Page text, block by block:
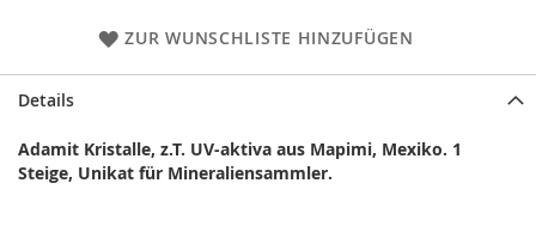
ZUR WUNSCHLISTE HINZUFÜGEN
Details
Adamit Kristalle, z.T. UV-aktiva aus Mapimi, Mexiko. 1
Steige, Unikat für Mineraliensammler.